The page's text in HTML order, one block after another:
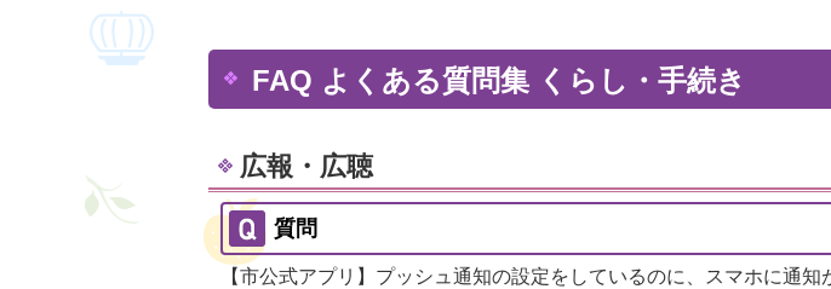
FAQ よくある質問集 くらし・手続き
広報・広聴
質問
【市公式アプリ】プッシュ通知の設定をしているのに、スマホに通